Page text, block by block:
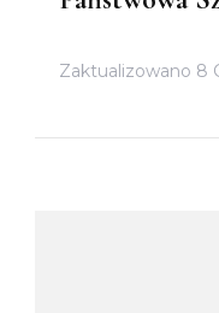
Zaktualizowano 8